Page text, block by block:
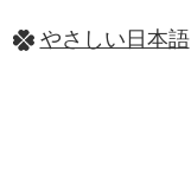
やさしい日本語